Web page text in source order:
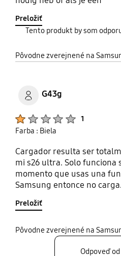
genre de détail auquel on
lors de l’achat).
1 gat nodig. Het gaat best
opladen van de apparaten.
dingen tegelijk op wil
Preložiť
Tento produkt by som
Pôvodne zverejnené na
G43g
1
Farba : Biela
Cargador resulta ser
mi s26 ultra. Solo funciona
momento que usas una
Samsung entonce no
fallo obvio de diseño....
Preložiť
Pôvodne zverejnené na
Odpoveď